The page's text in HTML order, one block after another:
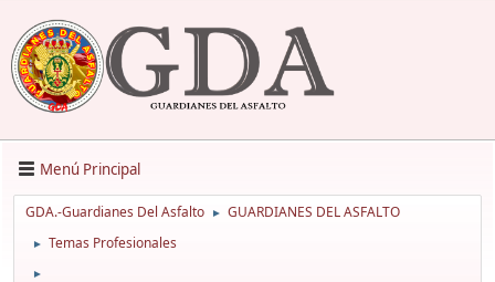
Menú Principal
GDA.-Guardianes Del Asfalto ► GUARDIANES DEL ASFALTO
► Temas Profesionales
►